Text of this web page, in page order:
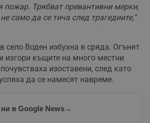
пожар. Трябват превантивни мерки,
само да се тича след трагедиите,“
село Воден избухна в сряда. Огънят
изгори къщите на много местни
изоставени, след като
да се намесят навреме.
в Google News→